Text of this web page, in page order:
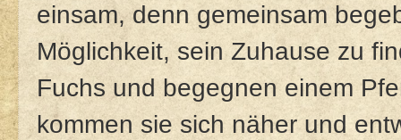
einsam, denn gemeinsam
Möglichkeit, sein Zuhause zu
Fuchs und begegnen einem
kommen sie sich näher und